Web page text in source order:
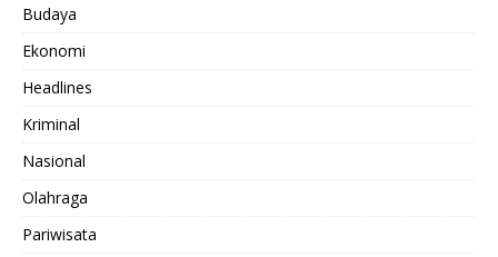
Budaya
Ekonomi
Headlines
Kriminal
Nasional
Olahraga
Pariwisata